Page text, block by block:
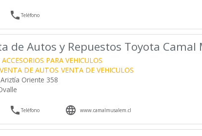
Teléfono
de Autos y Repuestos Toyota Camal
ACCESORIOS PARA VEHICULOS
DE AUTOS VENTA DE VEHICULOS
Ariztía Oriente 358
Teléfono  www.camalmusalem.cl